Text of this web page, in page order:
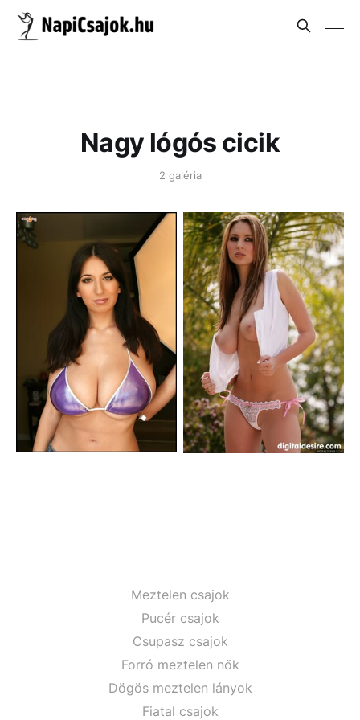
Nagy lógós cicik
2 galéria
Meztelen csajok
Pucér csajok
Csupasz csajok
Forró meztelen nők
Dögös meztelen lányok
Fiatal csajok